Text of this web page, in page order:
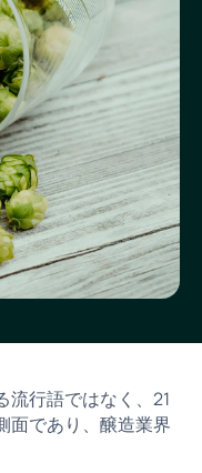
流行語ではなく、21
面であり、醸造業界